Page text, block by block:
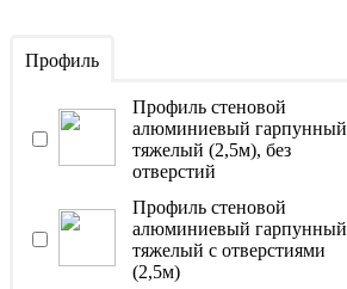
Профиль
Профиль стеновой
алюминиевый гарпунный
тяжелый (2,5м), без
отверстий
Профиль стеновой
алюминиевый гарпунный
тяжелый с отверстиями
(2,5м)